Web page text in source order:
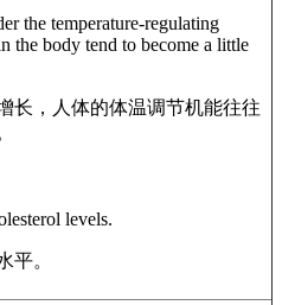
the temperature-regulating
the body tend to become a little
长，人体的体温调节机能往往
levels.
平。